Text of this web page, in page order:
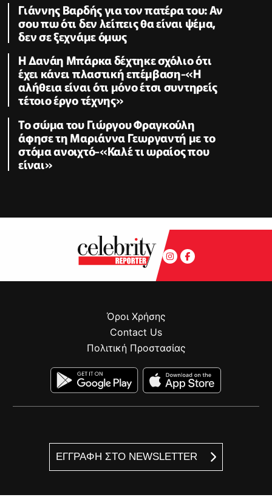
Γιάννης Βαρδής για τον πατέρα του: Αν
σου πω ότι δεν λείπεις θα είναι ψέμα,
δεν σε ξεχνάμε όμως
Η Δανάη Μπάρκα δέχτηκε σχόλιο ότι
έχει κάνει πλαστική επέμβαση-«Η
αλήθεια είναι ότι μόνο έτσι συντηρείς
τέτοιο έργο τέχνης»
Το σώμα του Γιώργου Φραγκούλη
άφησε τη Μαριάννα Γεωργαντή με το
στόμα ανοιχτό-«Καλέ τι ωραίος που
είναι»
ΕΓΓΡΑΦΗ ΣΤΟ NEWSLETTER
Όροι Χρήσης
Contact Us
Πολιτική Προστασίας